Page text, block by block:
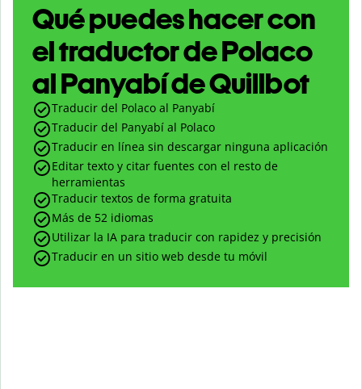
Qué puedes hacer con
el traductor de Polaco
al Panyabí de Quillbot
Traducir del Polaco al Panyabí
Traducir del Panyabí al Polaco
Traducir en línea sin descargar ninguna aplicación
Editar texto y citar fuentes con el resto de
herramientas
Traducir textos de forma gratuita
Más de 52 idiomas
Utilizar la IA para traducir con rapidez y precisión
Traducir en un sitio web desde tu móvil